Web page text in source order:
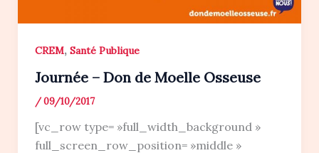
CREM, Santé Publique
Journée – Don de Moelle Osseuse
/09/10/2017
[vc_row type= »full_width_background »
full_screen_row_position= »middle »